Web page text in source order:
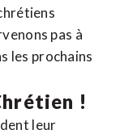
pas à
les prochains
!
leur